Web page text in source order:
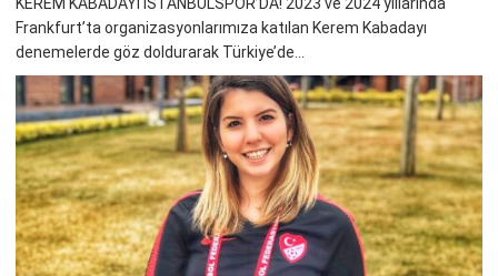
KEREM KABADAYI İSTANBULSPOR’DA! 2023 ve 2024 yıllarında
Frankfurt’ta organizasyonlarımıza katılan Kerem Kabadayı
denemelerde göz doldurarak Türkiye’de...